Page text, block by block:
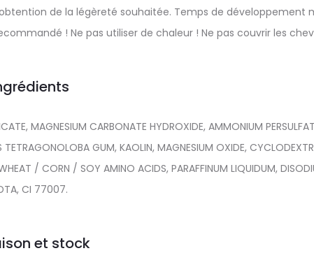
de la légèreté souhaitée. Temps de développement
! Ne pas utiliser de chaleur ! Ne pas couvrir les
MAGNESIUM CARBONATE HYDROXIDE, AMMONIUM
GUM, KAOLIN, MAGNESIUM OXIDE,
/ CORN / SOY AMINO ACIDS, PARAFFINUM LIQUIDUM,
CI 77007.
et stock